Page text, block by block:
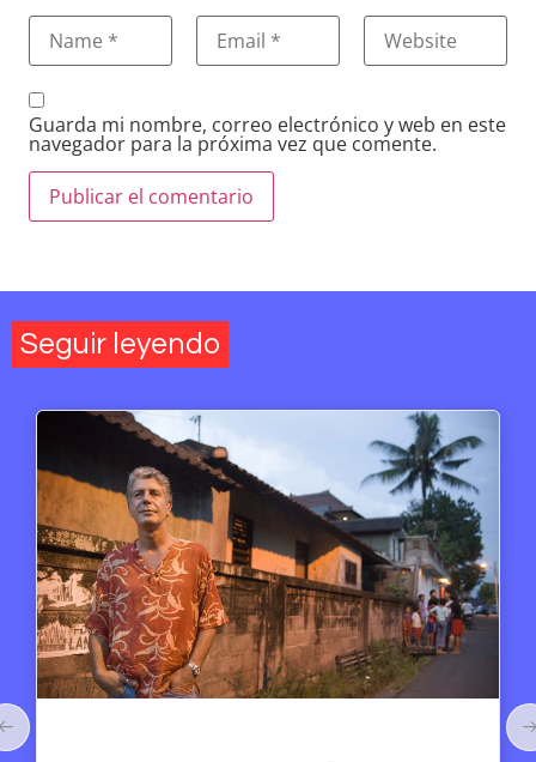
Guarda mi nombre, correo electrónico y web en este
navegador para la próxima vez que comente.
Seguir leyendo